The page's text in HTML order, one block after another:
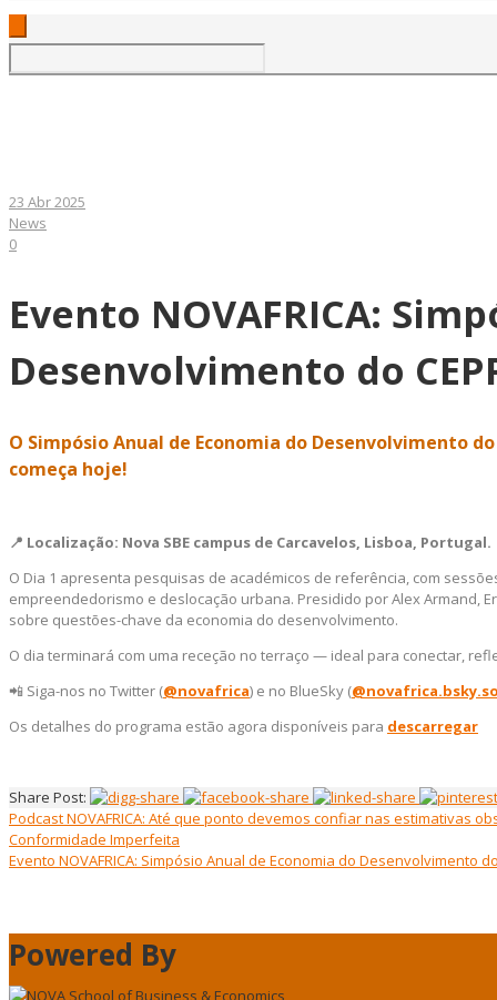
23 Abr 2025
News
0
Evento NOVAFRICA:
Desenvolvimento do
O Simpósio Anual de Economia do Desenvolvimento
começa hoje!
📍 Localização: Nova SBE campus de Carcavelos, Lisboa, Portugal.
O Dia 1 apresenta pesquisas de académicos de referência, com
empreendedorismo e deslocação urbana. Presidido por Alex Armand,
sobre questões-chave da economia do desenvolvimento.
O dia terminará com uma receção no terraço — ideal para conectar,
📲 Siga-nos no Twitter (@novafrica) e no BlueSky (
Os detalhes do programa estão agora disponíveis para descarregar
Share Post:
Podcast NOVAFRICA: Até que ponto devemos confiar nas estimativas
Conformidade Imperfeita
Evento NOVAFRICA: Simpósio Anual de Economia do Desenvolvimento do
Powered By